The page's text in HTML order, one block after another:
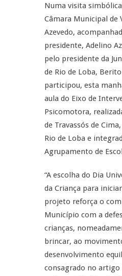
Numa visita
Câmara Municipal de
Azevedo,
presidente, Adelino
pelo presidente da
de Rio de Loba,
participou, esta
aula do Eixo de
Psicomotora,
de Travassós de
Rio de Loba e
Agrupamento de
“A escolha do Dia
da Criança para
projeto reforça o
Município com a
crianças,
brincar, ao
desenvolvimento
consagrado no artigo